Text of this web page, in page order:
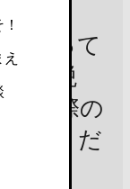
よって
消費税
。実際の
確認くだ